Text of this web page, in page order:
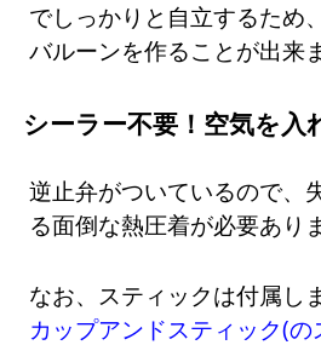
でしっかりと自立するため
バルーンを作ることが出来
シーラー不要！空気を入
逆止弁がついているので、
る面倒な熱圧着が必要あり
なお、スティックは付属し
カップアンドスティック(